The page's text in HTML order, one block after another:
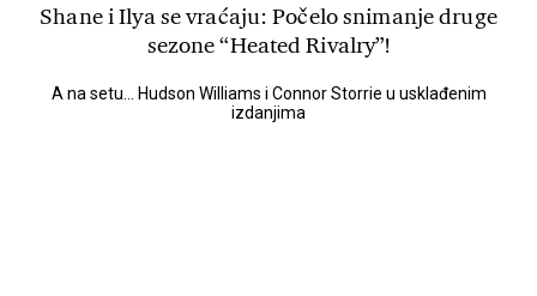
Shane i Ilya se vraćaju: Počelo snimanje druge
sezone “Heated Rivalry”!
A na setu... Hudson Williams i Connor Storrie u usklađenim
izdanjima